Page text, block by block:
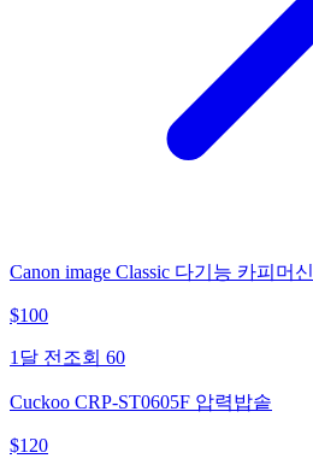
Canon image Classic 다기능 카피머신
$100
1달 전 조회 60
Cuckoo CRP-ST0605F 압력밥솥
$120